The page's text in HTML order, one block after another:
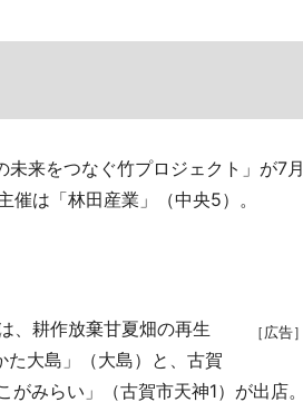
来をつなぐ竹プロジェクト」が7月
は「林田産業」（中央5）。
［広告］
、耕作放棄甘夏畑の再生
大島」（大島）と、古賀
みらい」（古賀市天神1）が出店。